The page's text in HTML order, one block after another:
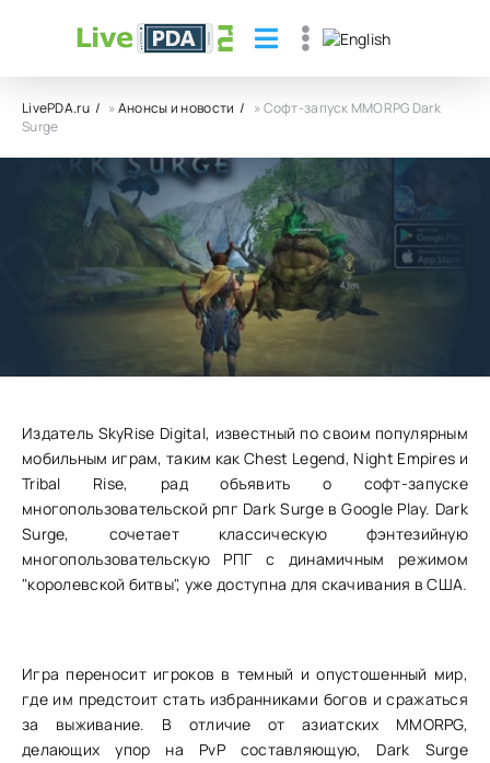
LivePDA.ru »Анонсы и новости
» Софт-запуск MMORPG Dark
Surge
Софт-запуск MMORPG Dark Surge
26.07.24 13 0
Издатель SkyRise Digital, известный по своим популярным
мобильным играм, таким как Chest Legend, Night Empires и
Tribal Rise, рад объявить о софт-запуске
многопользовательской рпг Dark Surge в Google Play. Dark
Surge, сочетает классическую фэнтезийную
многопользовательскую РПГ с динамичным режимом
"королевской битвы", уже доступна для скачивания в США.
Игра переносит игроков в темный и опустошенный мир,
где им предстоит стать избранниками богов и сражаться
за выживание. В отличие от азиатских MMORPG,
делающих упор на PvP составляющую, Dark Surge